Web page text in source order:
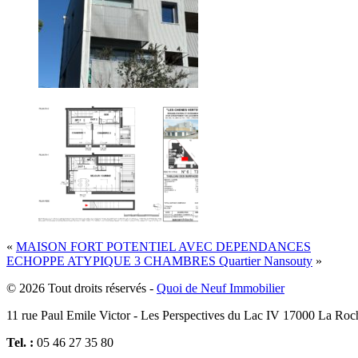
« MAISON FORT POTENTIEL AVEC DEPENDANCES
ECHOPPE ATYPIQUE 3 CHAMBRES Quartier Nansouty »
© 2026 Tout droits réservés - Quoi de Neuf Immobilier
11 rue Paul Emile Victor - Les Perspectives du Lac IV 17000 La
Tel. : 05 46 27 35 80